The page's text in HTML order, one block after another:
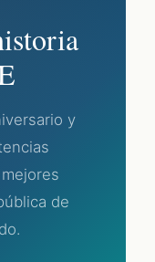
y
de